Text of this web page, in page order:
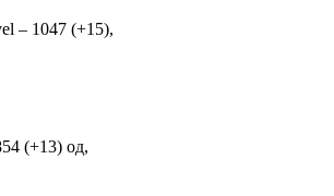
– 1047 (+15),
(+13) од,